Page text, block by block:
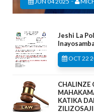
Jeshi La
OCT 22
CHALINZE
KATIKA